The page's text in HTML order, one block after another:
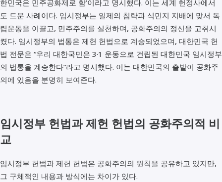
한민국은 민주공화제로 함’이라고 명시했다. 이는 세계 헌정사에서
도 드문 사례이다. 임시정부는 일제의 침략과 식민지 지배에 맞서 독
립운동을 이끌고, 민주주의를 실천하며, 공화주의의 정신을 고취시
켰다. 임시정부의 법통은 제헌 헌법으로 계승되었으며, 대한민국 헌
법 전문은 “우리 대한국민은 3·1 운동으로 건립된 대한민국 임시정부
의 법통을 계승한다”라고 명시했다. 이는 대한민국의 출발이 공화주
의에 있음을 분명히 보여준다.
임시정부 헌법과 제헌 헌법의 공화주의적 비
교
임시정부 헌법과 제헌 헌법은 공화주의의 원칙을 공유하고 있지만,
그 구체적인 내용과 방식에는 차이가 있다.